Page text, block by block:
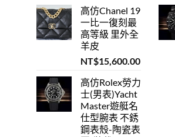
高仿Chanel 19
一比一復刻最
高等級 里外全
羊皮
NT$15,600.00
高仿Rolex勞力
士(男表)Yacht
Master遊艇名
仕型腕表 不銹
鋼表殼-陶瓷表